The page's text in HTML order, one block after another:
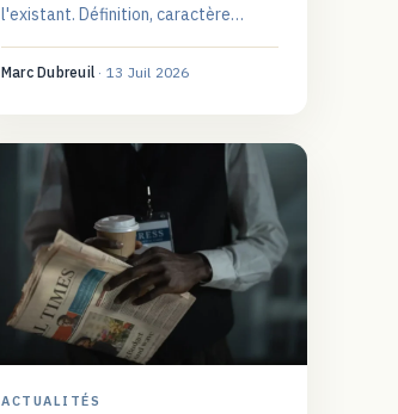
l'existant. Définition, caractère
une vraie innovation.
Marc Dubreuil · 13 Juil 2026
ACTUALITÉS